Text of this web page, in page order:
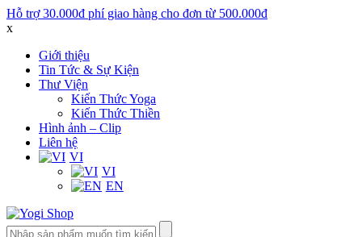
Hỗ trợ 30.000đ phí giao hàng cho đơn từ 500.000đ
x
Giới thiệu
Tin Tức & Sự Kiện
Thư Viện
Kiến Thức Yoga
Kiến Thức Thiền
Hình ảnh – Clip
Liên hệ
VI
VI
EN